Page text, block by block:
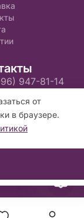
947-81-14
магазин
на
от
в браузере.